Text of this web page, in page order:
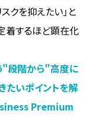
クを抑えたい」と
着するほど顕在化
段階から"高度に
たいポイントを解
Premium